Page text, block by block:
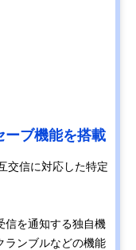
ーブ機能を搭載
交信に対応した特定
信を通知する独自機
ランブルなどの機能